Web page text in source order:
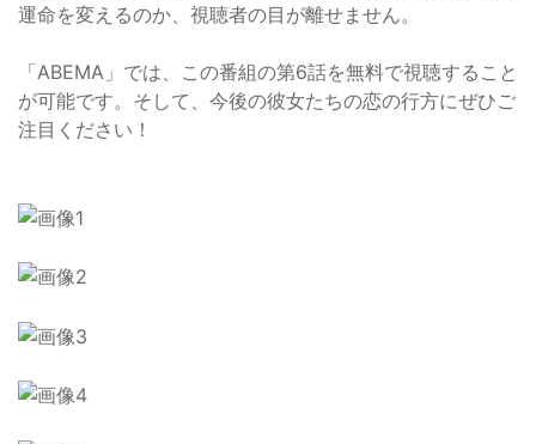
運命を変えるのか、視聴者の目が離せません。
「ABEMA」では、この番組の第6話を無料で視聴すること
が可能です。そして、今後の彼女たちの恋の行方にぜひご
注目ください！